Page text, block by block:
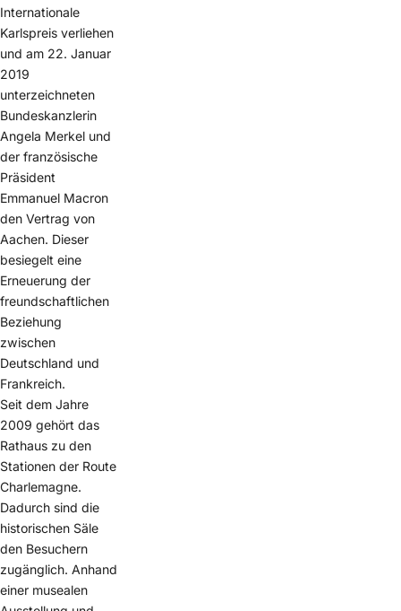
Internationale
Karlspreis verliehen
und am 22. Januar
2019
unterzeichneten
Bundeskanzlerin
Angela Merkel und
der französische
Präsident
Emmanuel Macron
den Vertrag von
Aachen. Dieser
besiegelt eine
Erneuerung der
freundschaftlichen
Beziehung
zwischen
Deutschland und
Frankreich.
Seit dem Jahre
2009 gehört das
Rathaus zu den
Stationen der Route
Charlemagne.
Dadurch sind die
historischen Säle
den Besuchern
zugänglich. Anhand
einer musealen